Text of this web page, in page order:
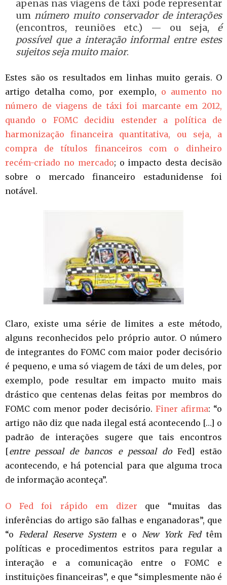
apenas nas viagens de táxi pode representar
umnúmero muito conservador de interações
(encontros, reuniões etc.) — ou seja, é
possível que a interação informal entre estes
sujeitos seja muito maior.
Estes são os resultados em linhas muito gerais. O
artigo detalha como, por exemplo, o aumento no
número de viagens de táxi foi marcante em 2012,
quando o FOMC decidiu estender a política de
harmonização financeira quantitativa, ou seja, a
compra de títulos financeiros com o dinheiro
recém-criado no mercado; o impacto desta decisão
sobre o mercado financeiro estadunidense foi
notável.
Claro, existe uma série de limites a este método,
alguns reconhecidos pelo próprio autor. O número
de integrantes do FOMC com maior poder decisório
é pequeno, e uma só viagem de táxi de um deles, por
exemplo, pode resultar em impacto muito mais
drástico que centenas delas feitas por membros do
FOMC com menor poder decisório. Finer afirma: “o
artigo não diz que nada ilegal está acontecendo […] o
padrão de interações sugere que tais encontros
[entre pessoal de bancos e pessoal do Fed] estão
acontecendo, e há potencial para que alguma troca
de informação aconteça”.
O Fed foi rápido em dizer que “muitas das
inferências do artigo são falhas e enganadoras”, que
“o Federal Reserve System e o New York Fedtêm
políticas e procedimentos estritos para regular a
interação e a comunicação entre o FOMC e
instituições financeiras”, e que “simplesmente não é